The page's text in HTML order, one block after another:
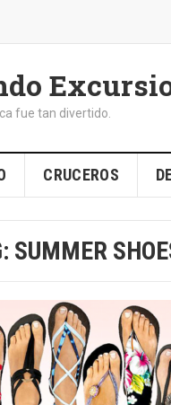
fue tan divertido.
CRUCEROS
SUMMER